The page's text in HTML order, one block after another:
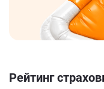
Рейтинг